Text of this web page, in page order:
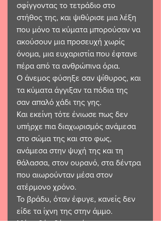
σφίγγοντας το τετράδιο στο
στήθος της, και ψιθύρισε μια λέξη
που μόνο τα κύματα μπορούσαν να
ακούσουν μια προσευχή χωρίς
όνομα, μια ευχαριστία που έφτανε
πέρα από τα ανθρώπινα όρια.
Ο άνεμος φύσηξε σαν ψίθυρος, και
τα κύματα άγγιξαν τα πόδια της
σαν απαλό χάδι της γης.
Και εκείνη τότε ένιωσε πως δεν
υπήρχε πια διαχωρισμός ανάμεσα
στο σώμα της και στο φως,
ανάμεσα στην ψυχή της και τη
θάλασσα, στον ουρανό, στα δέντρα
που αιωρούνταν μέσα στον
ατέρμονο χρόνο.
Το βράδυ, όταν έφυγε, κανείς δεν
είδε τα ίχνη της στην άμμο.
Μόνο δύο δέντρα έμειναν να